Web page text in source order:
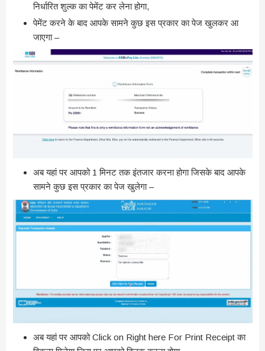
निर्धारित शुल्क का पेमेंट कर लेना होगा,
पेमेंट करने के बाद आपके सामने कुछ इस प्रकार का पेज खुलकर आ
जाएगा –
अब यहां पर आपको 1 मिनट तक इंतजार करना होगा जिसके बाद आपके
सामने कुछ इस प्रकार का पेज खुलेगा –
अब यहां पर आपको Click on Right here For Print Receipt का